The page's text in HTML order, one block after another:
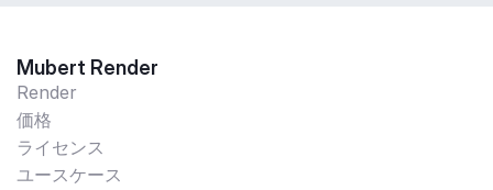
Mubert Render
Render
価格
ライセンス
ユースケース